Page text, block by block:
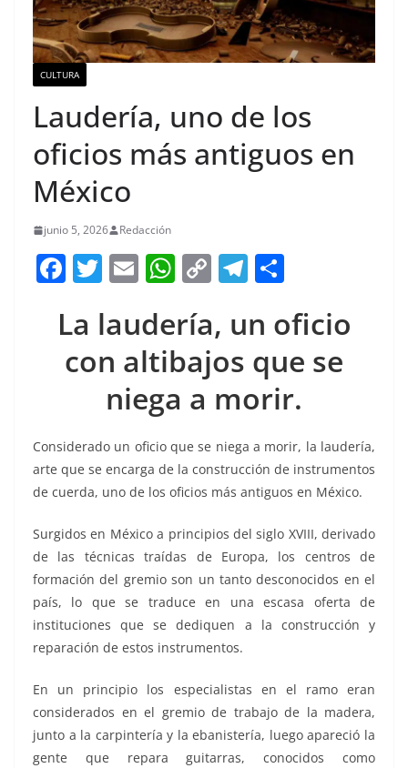
CULTURA
Laudería, uno de los
oficios más antiguos en
México
junio 5, 2026 Redacción
F
c
e
b
o
k
T
itt
er
E
ai
l
W
at
s
A
p
p
C
p
y
Li
n
k
T
e
gr
a
m
ar
e
La laudería, un oficio
con altibajos que se
niega a morir.
Considerado un oficio que se niega a morir, la laudería,
arte que se encarga de la construcción de instrumentos
de cuerda, uno de los oficios más antiguos en México.
Surgidos en México a principios del siglo XVIII, derivado
de las técnicas traídas de Europa, los centros de
formación del gremio son un tanto desconocidos en el
país, lo que se traduce en una escasa oferta de
instituciones que se dediquen a la construcción y
reparación de estos instrumentos.
En un principio los especialistas en el ramo eran
considerados en el gremio de trabajo de la madera,
junto a la carpintería y la ebanistería, luego apareció la
gente que repara guitarras, conocidos como